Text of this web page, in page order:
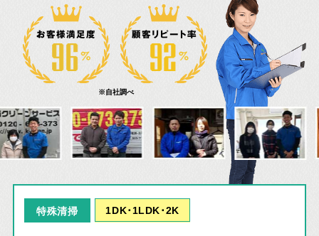
お客様満足度 顧客リピート率
※自社調べ
特殊清掃 1DK･1LDK･2K